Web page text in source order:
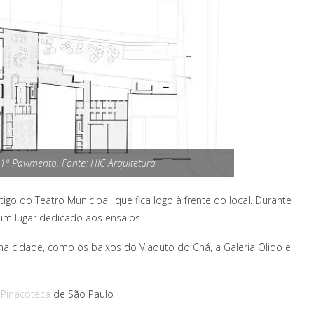
Pavimento. Fonte: HIC Arquitetura
do Teatro Municipal, que fica logo à frente do local. Durante
lugar dedicado aos ensaios.
cidade, como os baixos do Viaduto do Chá, a Galeria Olido e
Pinacoteca de São Paulo